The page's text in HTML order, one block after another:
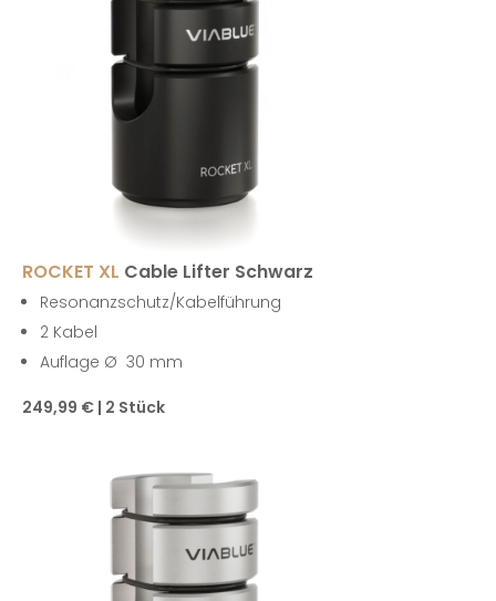
ROCKET XL Cable Lifter Schwarz
Resonanzschutz/Kabelführung
2 Kabel
Auflage Ø 30 mm
249,99 € | 2 Stück